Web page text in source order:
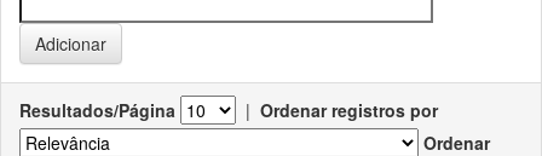
Resultados/Página | Ordenar registros por
Ordenar